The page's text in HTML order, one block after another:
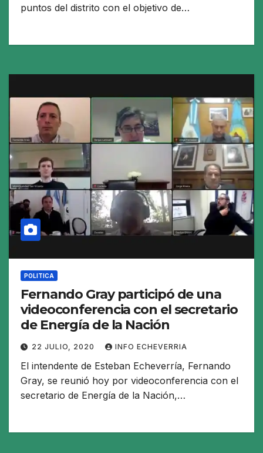
puntos del distrito con el objetivo de…
POLITICA
Fernando Gray participó de una
videoconferencia con el secretario
de Energía de la Nación
22 JULIO, 2020 INFO ECHEVERRIA
El intendente de Esteban Echeverría, Fernando
Gray, se reunió hoy por videoconferencia con el
secretario de Energía de la Nación,…